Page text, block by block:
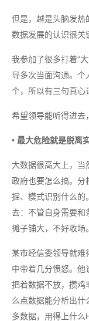
但是，越是头脑发热
数据发展的认识很关
我参加了很多打着“
导多次当面沟通。个
个，所以有三句真心
希望领导能听得进去
• 最大危险就是脱离
大数据很高大上，当
政府也要怎么搞。分
掘、模式识别什么的
去：不管自身需要和
摊子铺大，不好收场。
某市经信委领导就难
中带着几分愤怒。他
把着数据不放，攒鸡
么点数据能分析出什
多数据，用得上什